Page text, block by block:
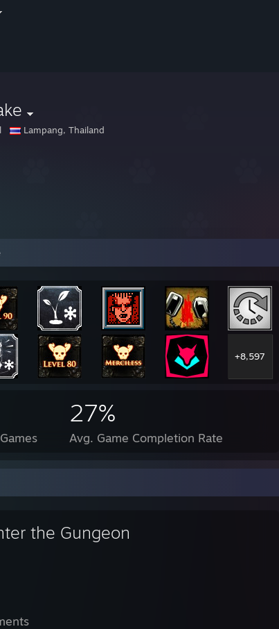
Lampang, Thailand
+8,597
27%
Avg. Game Completion Rate
the Gungeon